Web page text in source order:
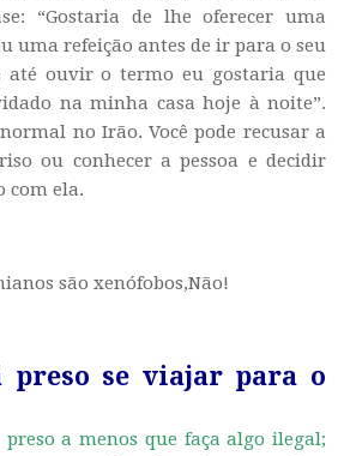
“Gostaria de lhe oferecer uma
uma refeição antes de ir para o seu
até ouvir o termo eu gostaria que
na minha casa hoje à noite”.
no Irão. Você pode recusar a
ou conhecer a pessoa e decidir
com ela.
preso se viajar para o
preso a menos que faça algo ilegal;